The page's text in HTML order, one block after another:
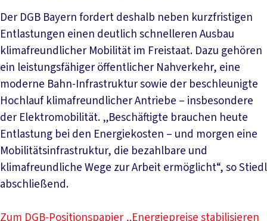
Der DGB Bayern fordert deshalb neben kurzfristigen
Entlastungen einen deutlich schnelleren Ausbau
klimafreundlicher Mobilität im Freistaat. Dazu gehören
ein leistungsfähiger öffentlicher Nahverkehr, eine
moderne Bahn-Infrastruktur sowie der beschleunigte
Hochlauf klimafreundlicher Antriebe – insbesondere
der Elektromobilität. „Beschäftigte brauchen heute
Entlastung bei den Energiekosten – und morgen eine
Mobilitätsinfrastruktur, die bezahlbare und
klimafreundliche Wege zur Arbeit ermöglicht“, so Stiedl
abschließend.
Zum DGB-Positionspapier „Energiepreise stabilisieren